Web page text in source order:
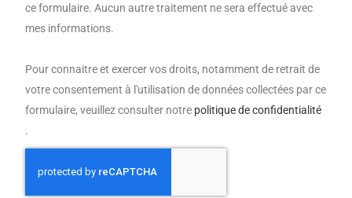
ce formulaire. Aucun autre traitement ne sera effectué avec
mes informations.
Pour connaitre et exercer vos droits, notamment de retrait de
votre consentement à l'utilisation de données collectées par ce
formulaire, veuillez consulter notre politique de confidentialité
.